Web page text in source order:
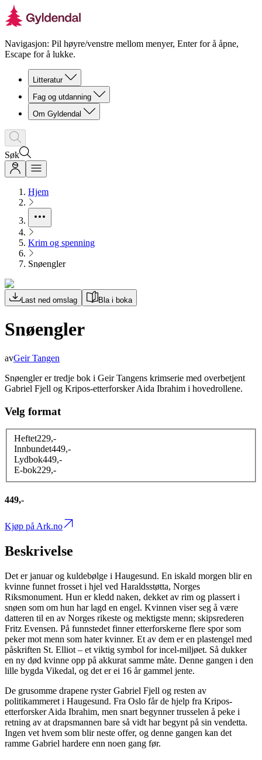
Navigasjon: Pil høyre/venstre mellom menyer, Enter for å åpne,
Escape for å lukke.
Litteratur
Fag og utdanning
Om Gyldendal
Søk
Hjem
Krim og spenning
Snøengler
Last ned omslag Bla i boka
Snøengler
avGeir Tangen
Snøengler er tredje bok i Geir Tangens krimserie med overbetjent
Gabriel Fjell og Kripos-etterforsker Aida Ibrahim i hovedrollene.
Velg format
Heftet229,-
Innbundet449,-
Lydbok449,-
E-bok229,-
449,-
Kjøp på Ark.no
Beskrivelse
Det er januar og kuldebølge i Haugesund. En iskald morgen blir en
kvinne funnet frosset i hjel ved Haraldsstøtta, Norges
Riksmonument. Hun er kledd naken, dekket av rim og plassert i
snøen som om hun har lagd en engel. Kvinnen viser seg å være
datteren til en av Norges rikeste og mektigste menn; skipsrederen
Fritz Evensen. På funnstedet finner etterforskerne flere spor som
peker mot menn som hater kvinner. Et av dem er en plastengel med
påskriften St. Elliot – et viktig symbol for incel-miljøet. Så dukker
en ny død kvinne opp på akkurat samme måte. Denne gangen i den
lille bygda Vikedal, og det er ei 16 år gammel jente.
De grusomme drapene ryster Gabriel Fjell og resten av
politikammeret i Haugesund. Fra Oslo får de hjelp fra Kripos-
etterforsker Aida Ibrahim, men snart begynner trusselen å peke i
retning av at drapsmannen bare så vidt har begynt på sin vendetta.
Ingen vet hvem som blir neste offer, og denne gangen kan det
ramme Gabriel hardere enn noen gang før.